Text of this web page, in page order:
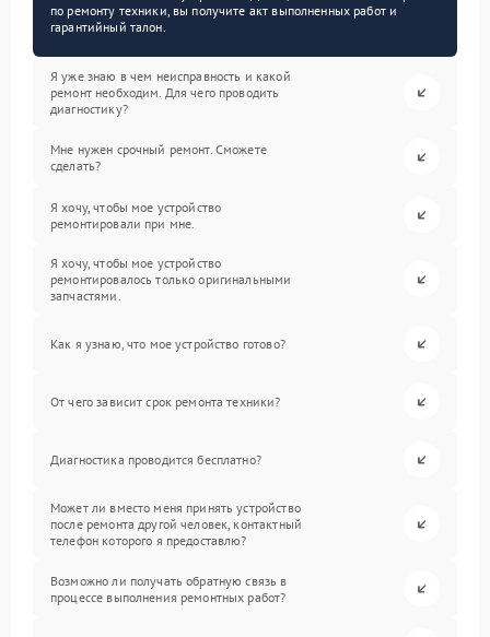
по ремонту техники, вы получите акт выполненных работ и
гарантийный талон.
Я уже знаю в чем неисправность и какой
ремонт необходим. Для чего проводить
диагностику?
Мне нужен срочный ремонт. Сможете
сделать?
Я хочу, чтобы мое устройство
ремонтировали при мне.
Я хочу, чтобы мое устройство
ремонтировалось только оригинальными
запчастями.
Как я узнаю, что мое устройство готово?
От чего зависит срок ремонта техники?
Диагностика проводится бесплатно?
Может ли вместо меня принять устройство
после ремонта другой человек, контактный
телефон которого я предоставлю?
Возможно ли получать обратную связь в
процессе выполнения ремонтных работ?